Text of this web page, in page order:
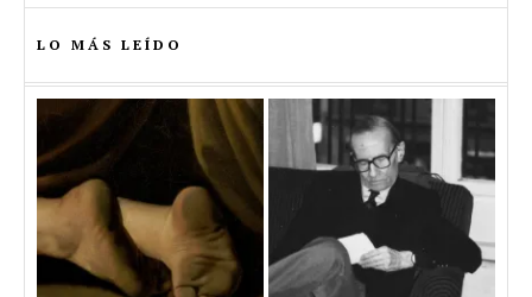
LO MÁS LEÍDO